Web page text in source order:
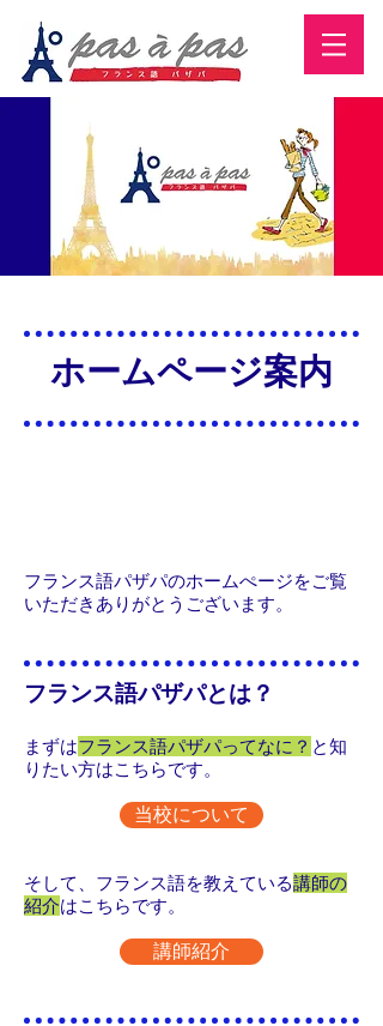
​ホームページ案内
フランス語パザパのホームぺージをご覧
いただきありがとうございます。​
フランス語パザパとは？
まずはフランス語パザパってなに？ と知
りたい方はこちらです。
当校について
そして、フランス語を教えている講師の
紹介はこちらです。
講師紹介